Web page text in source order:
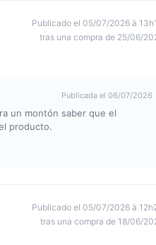
Publicado el 05/07/2026 à
tras una compra de 25/06/
Publicada el 06/07/2026
un montón saber que el
producto.
Publicado el 05/07/2026 à
tras una compra de 18/06/